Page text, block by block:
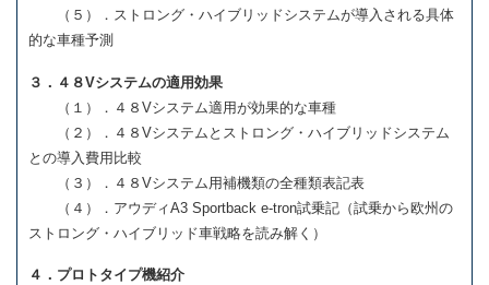
（５）．ストロング・ハイブリッドシステムが導入される具体
的な車種予測
３．４８Vシステムの適用効果
（１）．４８Vシステム適用が効果的な車種
（２）．４８Vシステムとストロング・ハイブリッドシステム
との導入費用比較
（３）．４８Vシステム用補機類の全種類表記表
（４）．アウディA3 Sportback e-tron試乗記（試乗から欧州の
ストロング・ハイブリッド車戦略を読み解く）
４．プロトタイプ機紹介